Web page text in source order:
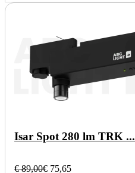
Isar Spot 280 lm TRK ...
€ 89,00€ 75,65